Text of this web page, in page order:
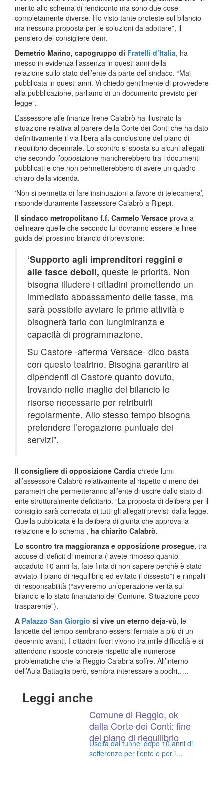
merito allo schema di rendiconto ma sono due cose
completamente diverse. Ho visto tante proteste sul bilancio
ma nessuna proposta per le soluzioni da adottare”, il
pensiero del consigliere dem.
Demetrio Marino, capogruppo di Fratelli d’Italia, ha
messo in evidenza l’assenza in questi anni della
relazione sullo stato dell’ente da parte del sindaco. “Mai
pubblicata in questi anni. Vi chiedo gentilmente di provvedere
alla pubblicazione, parliamo di un documento previsto per
legge”.
L’assessore alle finanze Irene Calabrò ha illustrato la
situazione relativa al parere della Corte dei Conti che ha dato
definitivamente il via libera alla conclusione del piano di
riequilibrio decennale. Lo scontro si sposta su alcuni allegati
che secondo l’opposizione mancherebbero tra i documenti
pubblicati e che non permetterebbero di avere un quadro
chiaro della vicenda.
‘Non si permetta di fare insinuazioni a favore di telecamera’,
risponde duramente l’assessore Calabrò a Ripepi.
Il sindaco metropolitano f.f. Carmelo Versace prova a
delineare quelle che secondo lui dovranno essere le linee
guida del prossimo bilancio di previsione:
‘Supporto agli imprenditori reggini e
alle fasce deboli, queste le priorità. Non
bisogna illudere i cittadini promettendo un
immediato abbassamento delle tasse, ma
sarà possibile avviare le prime attività e
bisognerà farlo con lungimiranza e
capacità di programmazione.
Su Castore -afferma Versace- dico basta
con questo teatrino. Bisogna garantire ai
dipendenti di Castore quanto dovuto,
trovando nelle maglie del bilancio le
risorse necessarie per retribuirli
regolarmente. Allo stesso tempo bisogna
pretendere l’erogazione puntuale dei
servizi”.
Il consigliere di opposizione Cardia chiede lumi
all’assessore Calabrò relativamente al rispetto o meno dei
parametri che permetteranno all’ente di uscire dallo stato di
ente strutturalmente deficitario. “La proposta di delibera per il
consiglio sarà corredata di tutti gli allegati previsti dalla legge.
Quella pubblicata è la delibera di giunta che approva la
relazione e lo schema”, ha chiarito Calabrò.
Lo scontro tra maggioranza e opposizione prosegue, tra
accuse di deficit di memoria (“avete rimosso quanto
accaduto 10 anni fa, fate finta di non sapere perchè è stato
avviato il piano di riequilibrio ed evitato il dissesto”) e rimpalli
di responsabilità (“avvieremo un’operazione verità sul
bilancio e lo stato finanziario del Comune. Situazione poco
trasparente”).
A Palazzo San Giorgio si vive un eterno deja-vù, le
lancette del tempo sembrano essersi fermate a più di un
decennio avanti. I cittadini fuori vivono tra mille difficoltà e si
attendono risposte concrete rispetto alle numerose
problematiche che la Reggio Calabria soffre. All’interno
dell’Aula Battaglia però, sembra interessare a pochi…..
Leggi anche
Comune di Reggio, ok
dalla Corte dei Conti: fine
del piano di riequilibrio
Uscita dal tunnel dopo 10 anni di
sofferenze per l'ente e per i